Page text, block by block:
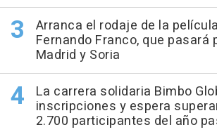
Arranca el rodaje de la
Fernando Franco, que pasará
Madrid y Soria
La carrera solidaria Bimbo
inscripciones y espera
2.700 participantes del año